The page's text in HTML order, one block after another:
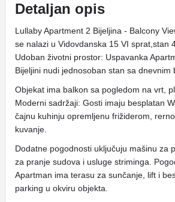
Detaljan opis
Lullaby Apartment 2 Bijeljina - Balcony
se nalazi u Vidovdanska 15 VI sprat,stan
Udoban životni prostor: Uspavanka
Bijeljini nudi jednosoban stan sa dnevnim
Objekat ima balkon sa pogledom na vrt,
Moderni sadržaji: Gosti imaju besplatan
čajnu kuhinju opremljenu frižiderom,
kuvanje.
Dodatne pogodnosti uključuju mašinu za
za pranje sudova i usluge striminga.
Apartman ima terasu za sunčanje, lift i
parking u okviru objekta.